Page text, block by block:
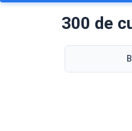
300 de